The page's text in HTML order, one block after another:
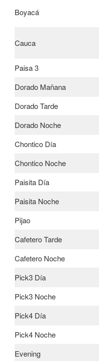
Boyacá
Cauca
Paisa 3
Dorado Mañana
Dorado Tarde
Dorado Noche
Chontico Día
Chontico Noche
Paisita Día
Paisita Noche
Pijao
Cafetero Tarde
Cafetero Noche
Pick3 Día
Pick3 Noche
Pick4 Día
Pick4 Noche
Evening